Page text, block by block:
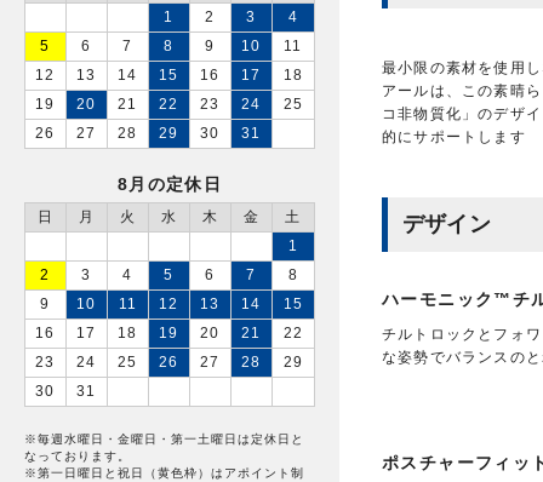
最小限の素材を使用
アールは、この素晴
コ非物質化」のデザ
的にサポートします
デザイン
ハーモニック™チ
チルトロックとフォ
な姿勢でバランスの
ポスチャーフィッ
1
2 3
4
5
6 7 8 9 10
11
12
13 14 15 16 17
18
19
20 21 22 23 24
25
26
27 28 29 30 31
8月の定休日
日 月 火 水 木 金
土
1
2
3 4 5 6 7
8
9
10 11 12 13 14
15
16
17 18 19 20 21
22
23
24 25 26 27 28
29
30
31
※毎週水曜日・金曜日・第一土曜日は定休日と
なっております。
※第一日曜日と祝日（黄色枠）はアポイント制